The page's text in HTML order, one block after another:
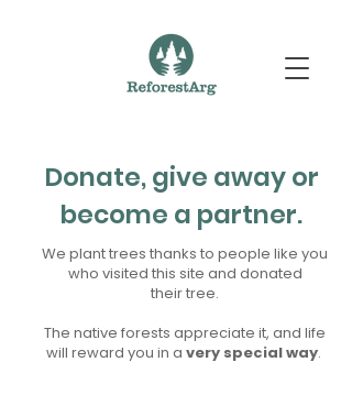
Donate, give away or
become a partner.
We plant trees thanks to people like you
who visited this site and donated
their tree.
The native forests appreciate it, and life
will reward you in a very special way.